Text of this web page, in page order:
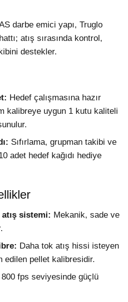
darbe emici yapı, Truglo
atış sırasında kontrol,
destekler.
Hedef çalışmasına hazır
kalibreye uygun 1 kutu kaliteli
Sıfırlama, grupman takibi ve
adet hedef kağıdı hediye
sistemi: Mekanik, sade ve
Daha tok atış hissi isteyen
edilen pellet kalibresidir.
800 fps seviyesinde güçlü